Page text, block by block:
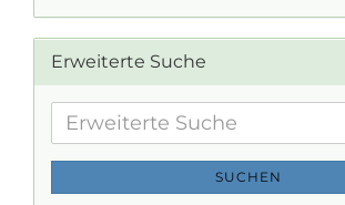
Erweiterte Suche
Erweiterte
Suche
SUCHEN